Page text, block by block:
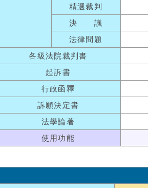
精選裁判
決 議
法律問題
各級法院裁判書
起訴書
行政函釋
訴願決定書
法學論著
使用功能